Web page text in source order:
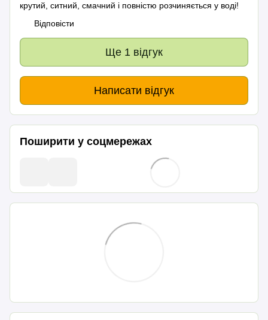
крутий, ситний, смачний і повністю розчиняється у воді!
Відповісти
Ще 1 відгук
Написати відгук
Поширити у соцмережах